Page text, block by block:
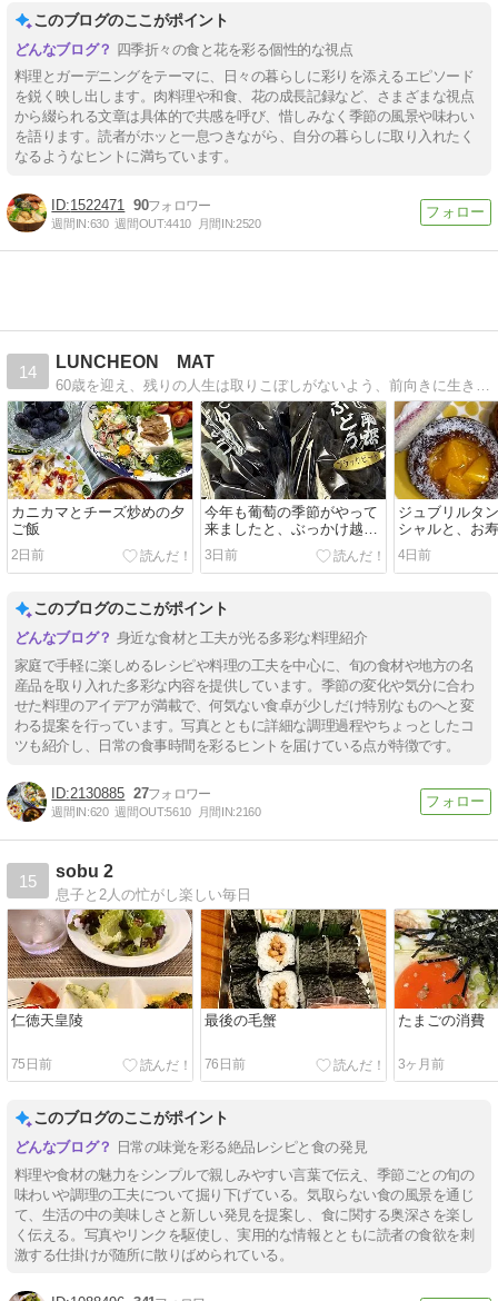
このブログのここがポイント
四季折々の食と花を彩る個性的な視点
料理とガーデニングをテーマに、日々の暮らしに彩りを添えるエピソード
を鋭く映し出します。肉料理や和食、花の成長記録など、さまざまな視点
から綴られる文章は具体的で共感を呼び、惜しみなく季節の風景や味わい
を語ります。読者がホッと一息つきながら、自分の暮らしに取り入れたく
なるようなヒントに満ちています。
1522471 90
週間IN:630 週間OUT:4410 月間IN:2520
14
LUNCHEON MAT
カニカマとチーズ炒めの夕
ご飯
2日前
今年も葡萄の季節がやって
来ましたと、ぶっかけ越前
そばの夕ご飯
3日前
ジュブリルタ
シャルと、お
キーニ炒めの
4日前
このブログのここがポイント
身近な食材と工夫が光る多彩な料理紹介
家庭で手軽に楽しめるレシピや料理の工夫を中心に、旬の食材や地方の名
産品を取り入れた多彩な内容を提供しています。季節の変化や気分に合わ
せた料理のアイデアが満載で、何気ない食卓が少しだけ特別なものへと変
わる提案を行っています。写真とともに詳細な調理過程やちょっとしたコ
ツも紹介し、日常の食事時間を彩るヒントを届けている点が特徴です。
2130885 27
週間IN:620 週間OUT:5610 月間IN:2160
15
sobu 2
息子と2人の忙がし楽しい毎日
仁徳天皇陵
75日前
最後の毛蟹
76日前
たまごの消費
3ヶ月前
このブログのここがポイント
日常の味覚を彩る絶品レシピと食の発見
料理や食材の魅力をシンプルで親しみやすい言葉で伝え、季節ごとの旬の
味わいや調理の工夫について掘り下げている。気取らない食の風景を通じ
て、生活の中の美味しさと新しい発見を提案し、食に関する奥深さを楽し
く伝える。写真やリンクを駆使し、実用的な情報とともに読者の食欲を刺
激する仕掛けが随所に散りばめられている。